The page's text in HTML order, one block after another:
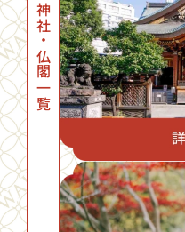
神社・仏閣一覧